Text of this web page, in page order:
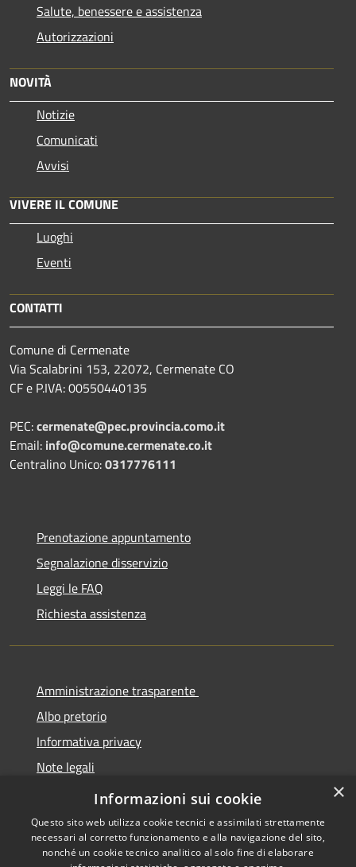
Salute, benessere e assistenza
Autorizzazioni
NOVITÀ
Notizie
Comunicati
Avvisi
VIVERE IL COMUNE
Luoghi
Eventi
CONTATTI
Comune di Cermenate
Via Scalabrini 153, 22072, Cermenate CO
CF e P.IVA: 00550440135
PEC:cermenate@pec.provincia.como.it
Email: info@comune.cermenate.co.it
Centralino Unico:0317776111
Prenotazione appuntamento
Segnalazione disservizio
Leggi le FAQ
Richiesta assistenza
Amministrazione trasparente
Albo pretorio
Informativa privacy
Note legali
Dichiarazione di accessibilità
×
Informazioni sui cookie
Questo sito web utilizza cookie tecnici e assimilati strettamente
necessari al corretto funzionamento e alla navigazione del sito,
nonché un cookie tecnico analitico al solo fine di elaborare